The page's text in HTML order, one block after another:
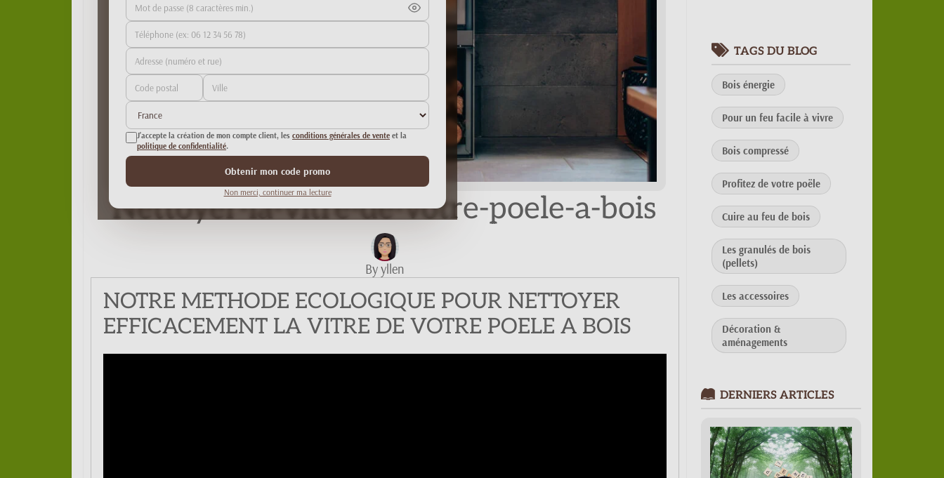
Nettoyer-la-vitre-de-votre-poele-a-bois
By yllen
NOTRE METHODE ECOLOGIQUE POUR NETTOYER
EFFICACEMENT LA VITRE DE VOTRE POELE A BOIS
J'accepte la création de mon compte client, les conditions générales de vente et la
politique de confidentialité.
Obtenir mon code promo
Non merci, continuer ma lecture
TAGS DU BLOG
Bois énergie
Pour un feu facile à vivre
Bois compressé
Profitez de votre poële
Cuire au feu de bois
Les granulés de bois
(pellets)
Les accessoires
Décoration &
aménagements
DERNIERS ARTICLES